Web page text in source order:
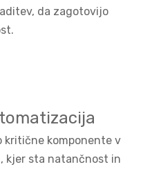
da zagotovijo
kritične komponente v
kjer sta natančnost in